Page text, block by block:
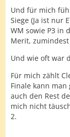
Und für mich
Siege (Ja ist nur
WM sowie P3 in
Merit,
Und wie oft war
Für mich zählt
Finale kann
auch den Rest
mich nicht
2.